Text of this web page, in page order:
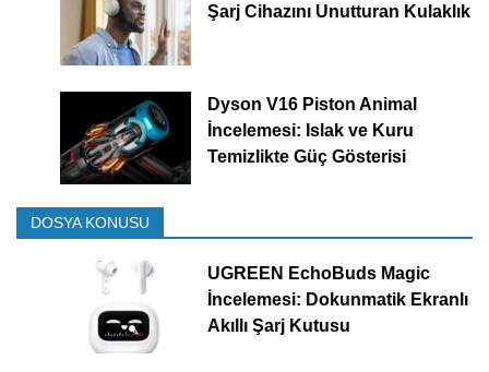
Şarj Cihazını Unutturan Kulaklık
Dyson V16 Piston Animal
İncelemesi: Islak ve Kuru
Temizlikte Güç Gösterisi
DOSYA KONUSU
UGREEN EchoBuds Magic
İncelemesi: Dokunmatik Ekranlı
Akıllı Şarj Kutusu